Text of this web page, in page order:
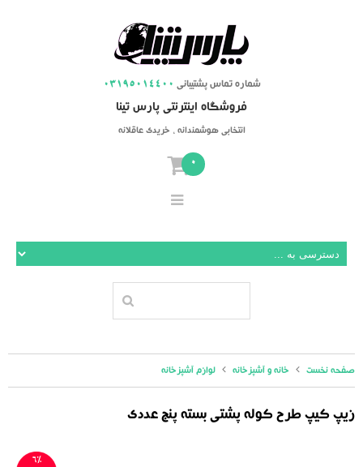
03195014400 شماره تماس پشتیبانی
فروشگاه اینترنتی پارس تینا
انتخابی هوشمندانه ، خریدی عاقلانه
0
صفحه نخست خانه و آشپزخانه لوازم آشپزخانه
زیپ کیپ طرح کوله پشتی بسته پنج عددی
6%